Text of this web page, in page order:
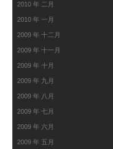
2010 年 二月
2010 年 一月
2009 年 十二月
2009 年 十一月
2009 年 十月
2009 年 九月
2009 年 八月
2009 年 七月
2009 年 六月
2009 年 五月